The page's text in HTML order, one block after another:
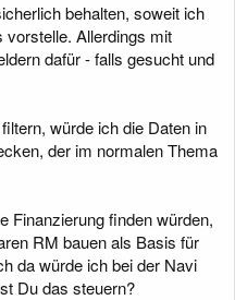
behalten, soweit ich
vorstelle. Allerdings mit
dafür - falls gesucht und
würde ich die Daten in
der im normalen Thema
Finanzierung finden würden,
RM bauen als Basis für
da würde ich bei der Navi
Du das steuern?